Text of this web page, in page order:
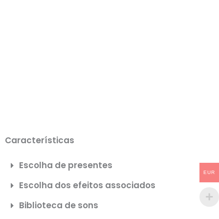
Características
Escolha de presentes
Escolha dos efeitos associados
Biblioteca de sons
EUR